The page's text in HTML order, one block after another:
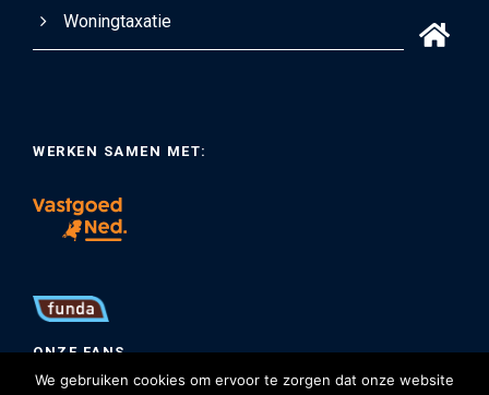
Woningtaxatie
WERKEN SAMEN MET:
ONZE FANS
We gebruiken cookies om ervoor te zorgen dat onze website